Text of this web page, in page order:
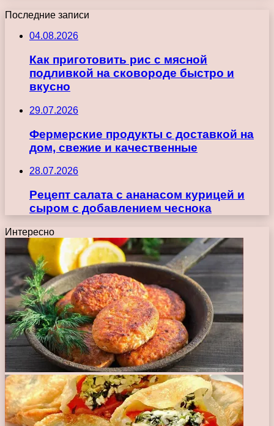
Последние записи
04.08.2026
Как приготовить рис с мясной
подливкой на сковороде быстро и
вкусно
29.07.2026
Фермерские продукты с доставкой на
дом, свежие и качественные
28.07.2026
Рецепт салата с ананасом курицей и
сыром с добавлением чеснока
Интересно